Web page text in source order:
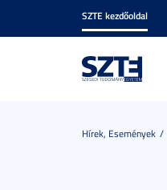
SZTE kezdőoldal
Hírek, Események